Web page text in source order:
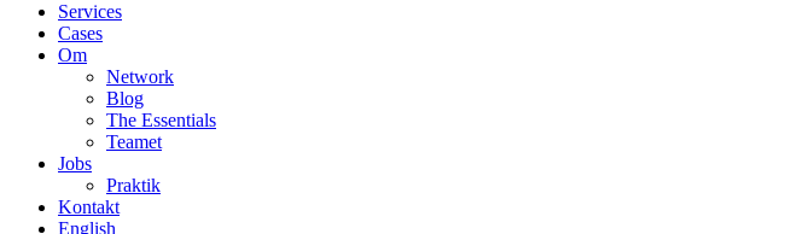
Services
Cases
Om
Network
Blog
The Essentials
Teamet
Jobs
Praktik
Kontakt
English